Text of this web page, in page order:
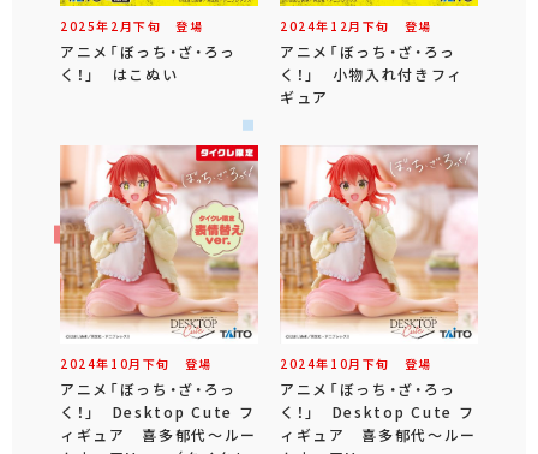
2025年 2 月下旬 登場
アニメ「ぼっち・ざ・ろっ
く！」 はこぬい
2024年 12 月 下旬 登場
アニメ「ぼっち・ざ・ろっ
く！」 小物入れ付きフィ
ギュア
2024年 10月 下旬 登場
アニメ「ぼっち・ざ・ろっ
く！」 Desktop Cute フ
ィギュア 喜多郁代～ルー
2024年 10月 下旬 登場
アニメ「ぼっち・ざ・ろっ
く！」 Desktop Cute フ
ィギュア 喜多郁代～ルー